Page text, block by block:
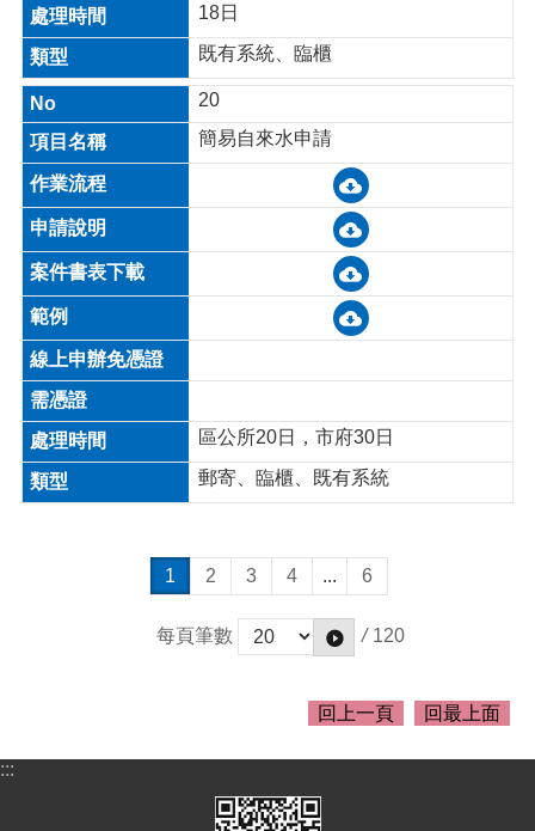
18日
既有系統、臨櫃
20
簡易自來水申請
區公所20日，市府30日
郵寄、臨櫃、既有系統
1 2 3 4 ... 6
每頁筆數 / 120
回上一頁 回最上面
:::